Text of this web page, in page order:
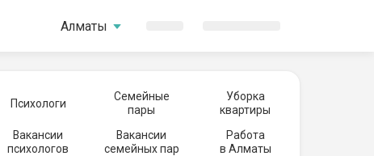
Алматы
Психологи
Семейные
пары
Уборка
квартиры
Вакансии
психологов
Вакансии
семейных пар
Работа
в Алматы